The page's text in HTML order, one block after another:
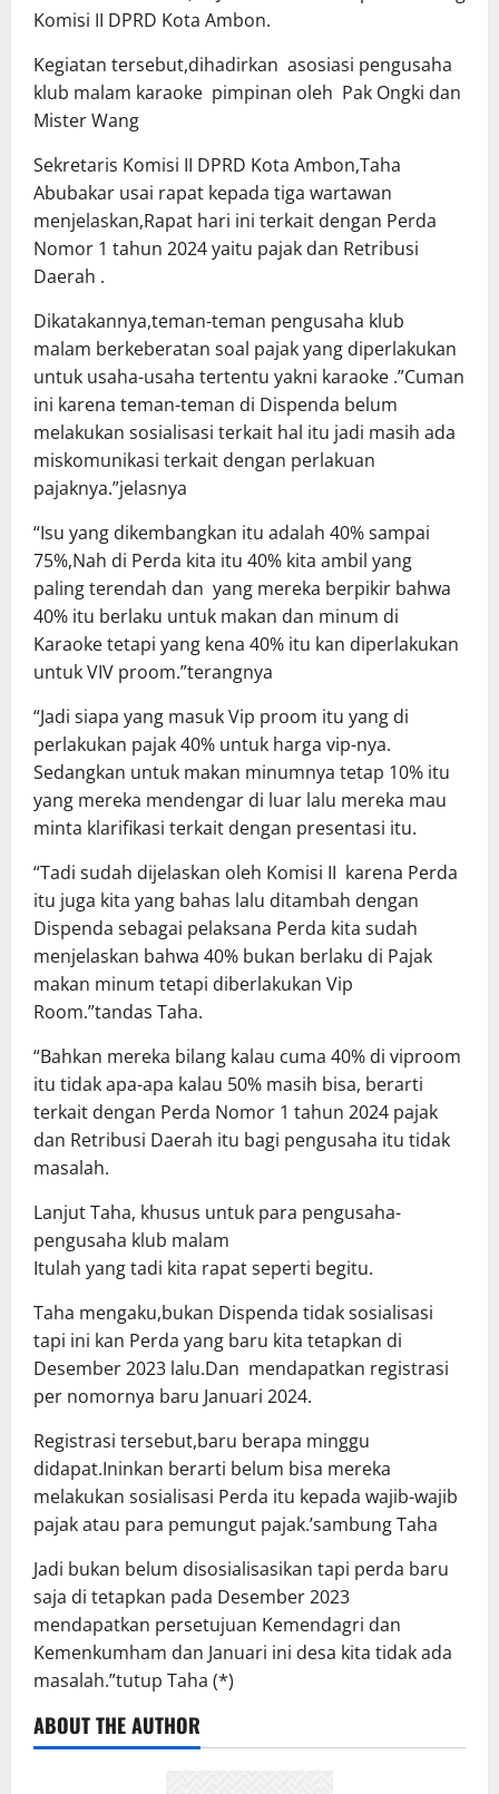
Komisi II DPRD Kota Ambon.
Kegiatan tersebut,dihadirkan asosiasi pengusaha
klub malam karaoke pimpinan oleh Pak Ongki dan
Mister Wang
Sekretaris Komisi II DPRD Kota Ambon,Taha
Abubakar usai rapat kepada tiga wartawan
menjelaskan,Rapat hari ini terkait dengan Perda
Nomor 1 tahun 2024 yaitu pajak dan Retribusi
Daerah .
Dikatakannya,teman-teman pengusaha klub
malam berkeberatan soal pajak yang diperlakukan
untuk usaha-usaha tertentu yakni karaoke .”Cuman
ini karena teman-teman di Dispenda belum
melakukan sosialisasi terkait hal itu jadi masih ada
miskomunikasi terkait dengan perlakuan
pajaknya.”jelasnya
“Isu yang dikembangkan itu adalah 40% sampai
75%,Nah di Perda kita itu 40% kita ambil yang
paling terendah dan yang mereka berpikir bahwa
40% itu berlaku untuk makan dan minum di
Karaoke tetapi yang kena 40% itu kan diperlakukan
untuk VIV proom.”terangnya
“Jadi siapa yang masuk Vip proom itu yang di
perlakukan pajak 40% untuk harga vip-nya.
Sedangkan untuk makan minumnya tetap 10% itu
yang mereka mendengar di luar lalu mereka mau
minta klarifikasi terkait dengan presentasi itu.
“Tadi sudah dijelaskan oleh Komisi II karena Perda
itu juga kita yang bahas lalu ditambah dengan
Dispenda sebagai pelaksana Perda kita sudah
menjelaskan bahwa 40% bukan berlaku di Pajak
makan minum tetapi diberlakukan Vip
Room.”tandas Taha.
“Bahkan mereka bilang kalau cuma 40% di viproom
itu tidak apa-apa kalau 50% masih bisa, berarti
terkait dengan Perda Nomor 1 tahun 2024 pajak
dan Retribusi Daerah itu bagi pengusaha itu tidak
masalah.
Lanjut Taha, khusus untuk para pengusaha-
pengusaha klub malam
Itulah yang tadi kita rapat seperti begitu.
Taha mengaku,bukan Dispenda tidak sosialisasi
tapi ini kan Perda yang baru kita tetapkan di
Desember 2023 lalu.Dan mendapatkan registrasi
per nomornya baru Januari 2024.
Registrasi tersebut,baru berapa minggu
didapat.Ininkan berarti belum bisa mereka
melakukan sosialisasi Perda itu kepada wajib-wajib
pajak atau para pemungut pajak.’sambung Taha
Jadi bukan belum disosialisasikan tapi perda baru
saja di tetapkan pada Desember 2023
mendapatkan persetujuan Kemendagri dan
Kemenkumham dan Januari ini desa kita tidak ada
masalah.”tutup Taha (*)
ABOUT THE AUTHOR